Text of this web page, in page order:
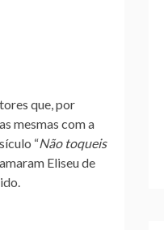
que, por
mesmas com a
“Não toqueis
Eliseu de